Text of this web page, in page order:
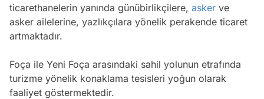
ticarethanelerin yanında günübirlikçilere, asker ve
asker ailelerine, yazlıkçılara yönelik perakende ticaret
artmaktadır.
Foça ile Yeni Foça arasındaki sahil yolunun etrafında
turizme yönelik konaklama tesisleri yoğun olarak
faaliyet göstermektedir.